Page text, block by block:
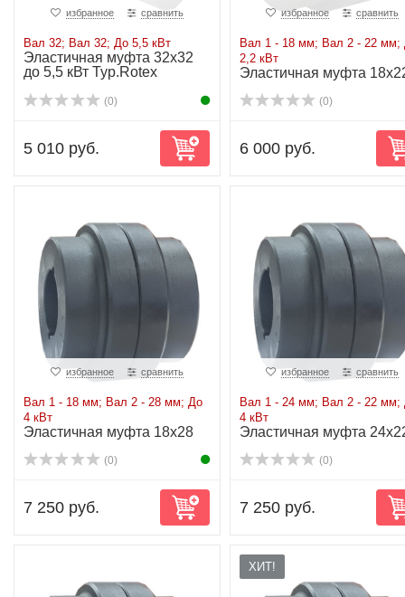
избранное сравнить
Вал 32; Вал 32; До 5,5 кВт
Эластичная муфта 32х32
до 5,5 кВт Typ.Rotex
(0)
5 010 руб.
избранное сравнить
Вал 1 - 18 мм; Вал 2 - 22 мм;
2,2 кВт
Эластичная муфта
(0)
6 000 руб.
избранное сравнить
Вал 1 - 18 мм; Вал 2 - 28 мм; До
4 кВт
Эластичная муфта 18x28
(0)
7 250 руб.
избранное сравнить
Вал 1 - 24 мм; Вал 2 - 22 мм;
4 кВт
Эластичная муфта
(0)
7 250 руб.
ХИТ!